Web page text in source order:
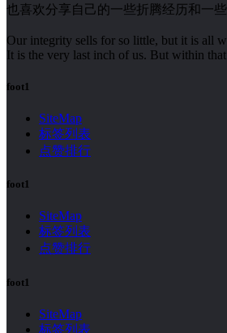
也喜欢分享自己的一些折腾经历和一
Our integrity sells for so little, but it is all
It is the very last inch of us. But within
foot1
SiteMap
标签列表
点赞排行
foot1
SiteMap
标签列表
点赞排行
foot1
SiteMap
标签列表